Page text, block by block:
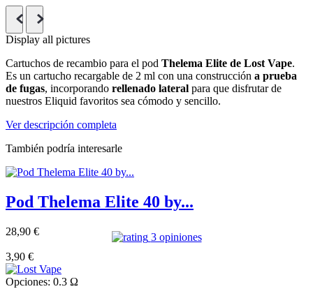
Display all pictures
Cartuchos de recambio para el pod Thelema Elite de Lost Vape.
Es un cartucho recargable de 2 ml con una construcción a prueba
de fugas, incorporando rellenado lateral para que disfrutar de
nuestros Eliquid favoritos sea cómodo y sencillo.
Ver descripción completa
También podría interesarle
Pod Thelema Elite 40 by...
28,90 €
3 opiniones
3,90 €
Opciones: 0.3 Ω